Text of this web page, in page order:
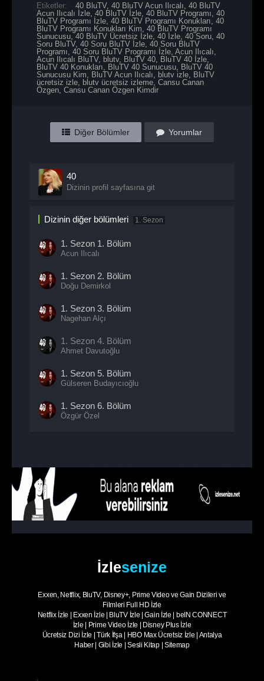
Etiketler: 40 BluTV, 40 BluTV Acun Ilıcalı 40 BluTV
Acun Ilıcalı İzle 40 BluTV İzle 40 BluTV Programı 40
BluTV Programı İzle 40 BluTV Programı Konukları 40
BluTV Programı Konukları Kim 40 BluTV Programı
Sunucusu ,40 BluTV Ücretsiz İzle 40 İzle 40 Soru 40
Soru BluTV, 40 Soru BluTV İzle 40 Soru BluTV
Programı 40 Soru BluTV Programı İzle Acun Ilıcalı
Acun Ilıcalı BluTV, blutv, BluTV 40 BluTV 40 İzle
BluTV 40 Konukları
BluTV 40 Sunucusu BluTV 40
Sunucusu Kim
BluTV Acun Ilıcalı blutv izle BluTV
ücretsiz izle blutv ücretsiz izleme Cansu Canan
Özgen Cansu Canan Özgen Kimdir
Diğer Bölümler Yorumlar
40
Dizinin profil sayfasına git
Dizinin diğer bölümleri 1. Sezon
1. Sezon 1. Bölüm
Acun Ilıcalı
1. Sezon 2. Bölüm
Doğu Demirkol
1. Sezon 3. Bölüm
Nagehan Alçı
1. Sezon 4. Bölüm
Ahmet Davutoğlu
1. Sezon 5. Bölüm
Gülseren Budayıcıoğlu
1. Sezon 6. Bölüm
Özgür Özel
1. Sezon8. Bölüm
Oğuzhan Uğur
1. Sezon 9. Bölüm
Erdal Özyağcılar
1. Sezon10. Bölüm- Sezon Finali
İzlesenize
Exxen, Netflix, BluTV, Disney+, Prime Video ve Gain Dizileri ve
Filmleri Full HD İzle
Netflix İzle | Exxen İzle | BluTV İzle |Gain İzle | beIN CONNECT
İzle | Prime Video İzle | Disney Plus İzle
Ücretsiz Dizi İzle |Türk İfşa | HBO Max Ücretsiz İzle | Antalya
Haber| Gibi İzle |Sesli Kitap| Sitemap